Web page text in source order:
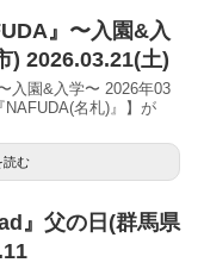
』〜入園&入
) 2026.03.21(土)
入園&入学〜 2026年03
名札)』】が
読む
』父の日(群馬県